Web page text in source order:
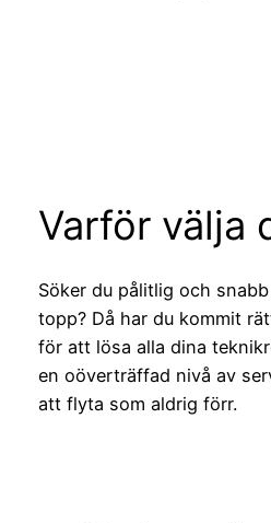
Varför välja
Söker du pålitlig och
topp? Då har du kommit
för att lösa alla dina
en oöverträffad nivå av
att flyta som aldrig förr.